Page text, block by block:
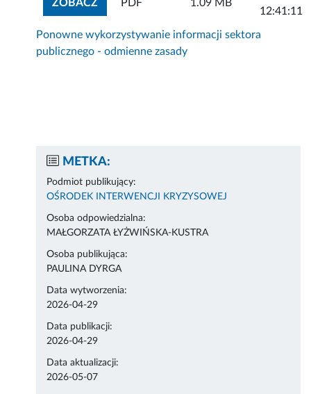
ZOBACZ PDF 1.09 MB
12:41:11
Ponowne wykorzystywanie informacji sektora
publicznego - odmienne zasady
METKA:
Podmiot publikujący:
OŚRODEK INTERWENCJI KRYZYSOWEJ
Osoba odpowiedzialna:
MAŁGORZATA ŁYŻWIŃSKA-KUSTRA
Osoba publikująca:
PAULINA DYRGA
Data wytworzenia:
2026-04-29
Data publikacji:
2026-04-29
Data aktualizacji:
2026-05-07